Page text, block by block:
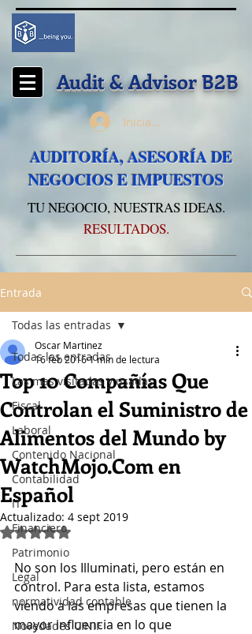
Audit & AdvisorB2B
Iniciar sesión
AUDITORÍA, ASESORÍA DE
NEGOCIOS E IMPUESTOS
TU NEGOCIO, NUESTRAS IDEAS.
RESULTADOS.
Entrada
Todas las entradas
Las mas visitadas y usadas
Fiscal
Laboral
Contenido Nacional
Contabilidad
IT
Financiero
Patrimonio
Legal
normatividad contable
Novedades CINIF
Todas las entradas
Top 10 Compañías Que
Controlan el Suministro de
Alimentos del Mundo by
WatchMojo.Com en
Español
Oscar Martinez
16 feb 20161 min de lectura
Actualizado: 4 sept 2019
Obtuvo NaN de 5 estrellas.
No son los Illuminati, pero están en
control. Para esta lista, estamos
viendo a las empresas que tienen la
mayor influencia en lo que